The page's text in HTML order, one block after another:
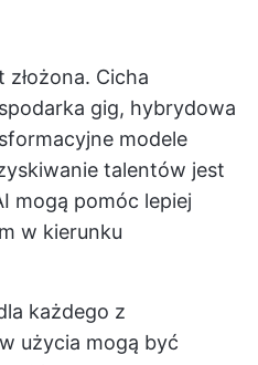
złożona. Cicha
gig, hybrydowa
modele
talentów jest
mogą pomóc lepiej
w kierunku
każdego z
użycia mogą być